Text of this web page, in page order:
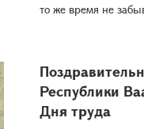
то же время не
Республики
Дня труда